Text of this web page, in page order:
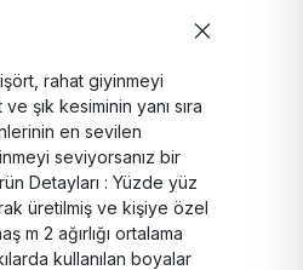
rahat giyinmeyi
şık kesiminin yanı sıra
en sevilen
seviyorsanız bir
Detayları : Yüzde yüz
üretilmiş ve kişiye özel
m 2 ağırlığı ortalama
kullanılan boyalar